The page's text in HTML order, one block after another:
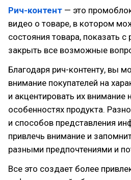
Рич-контент — это
видео о товаре, в котором
состояния товара, показать с
закрыть все возможные
Благодаря рич-контенту, вы
внимание покупателей на
и акцентировать их внимание
особенностях продукта.
и способов представления
привлечь внимание и
разными предпочтениями и
Все это создает более